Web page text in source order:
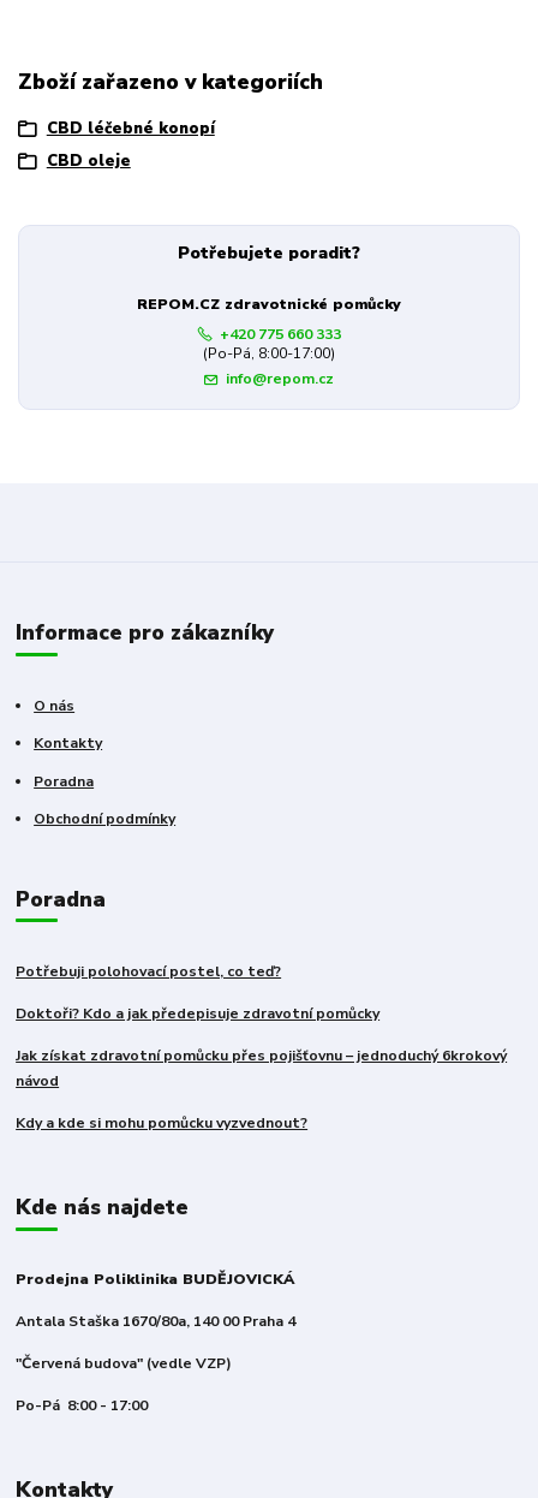
Zboží zařazeno v kategoriích
CBD léčebné konopí
CBD oleje
Potřebujete poradit?
REPOM.CZ zdravotnické pomůcky
+420 775 660 333
(Po-Pá, 8:00-17:00)
info@repom.cz
Informace pro zákazníky
O nás
Kontakty
Poradna
Obchodní podmínky
Poradna
Potřebuji polohovací postel, co teď?
Doktoři? Kdo a jak předepisuje zdravotní pomůcky
Jak získat zdravotní pomůcku přes pojišťovnu – jednoduchý 6krokový
návod
Kdy a kde si mohu pomůcku vyzvednout?
Kde nás najdete
Prodejna Poliklinika BUDĚJOVICKÁ
Antala Staška 1670/80a, 140 00 Praha 4
"Červená budova" (vedle VZP)
Po-Pá 8:00 - 17:00
Kontakty